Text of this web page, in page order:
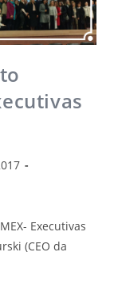
Executivas
(CEO da